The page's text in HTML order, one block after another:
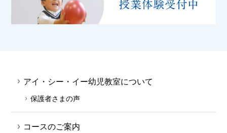
アイ・シー・イー幼児教室について
保護者さまの声
コースのご案内